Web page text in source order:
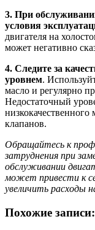
3. При
условия
двигателя на
может негативно
4. Следите за
уровнем.
масло и регулярно
Недостаточный
клапанов.
Обращайтесь к
затруднения при
обслуживании
может привести к
увеличить расходы
Похожие записи: